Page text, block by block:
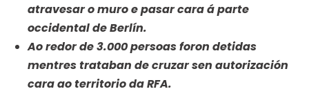
atravesar o muro e pasar cara á parte
occidental de Berlín.
Ao redor de 3.000 persoas foron detidas
mentres trataban de cruzar sen autorización
cara ao territorio da RFA.